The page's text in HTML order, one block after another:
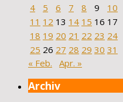
4
5 6 7 8 9
10
11 12 13 14 15 16 17
18 19 20 21 22 23 24
25 26 27 28 29 30 31
« Feb.
Apr. »
Archiv